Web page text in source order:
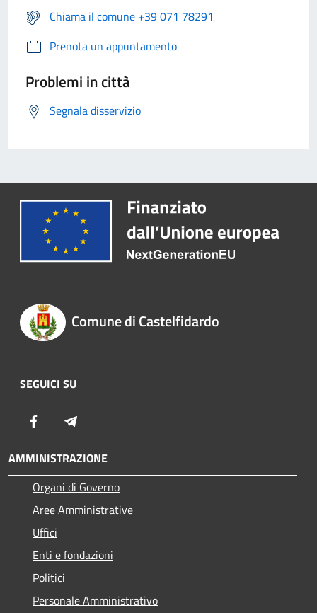
Chiama il comune +39 071 78291
Prenota un appuntamento
Problemi in città
Segnala disservizio
Comune di Castelfidardo
SEGUICI SU
Facebook
AMMINISTRAZIONE
Organi di Governo
Aree Amministrative
Uffici
Enti e fondazioni
Politici
Personale Amministrativo